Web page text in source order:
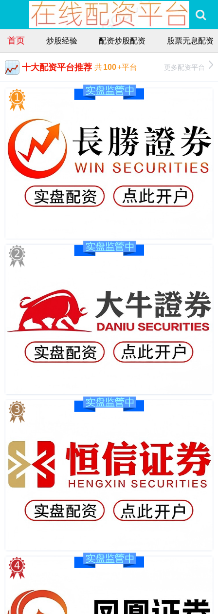
首页 炒股经验 配资炒股配资 股票无息配资
十大配资平台推荐 共100+平台 更多配资平台